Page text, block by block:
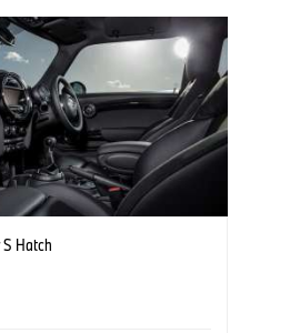
S Hatch